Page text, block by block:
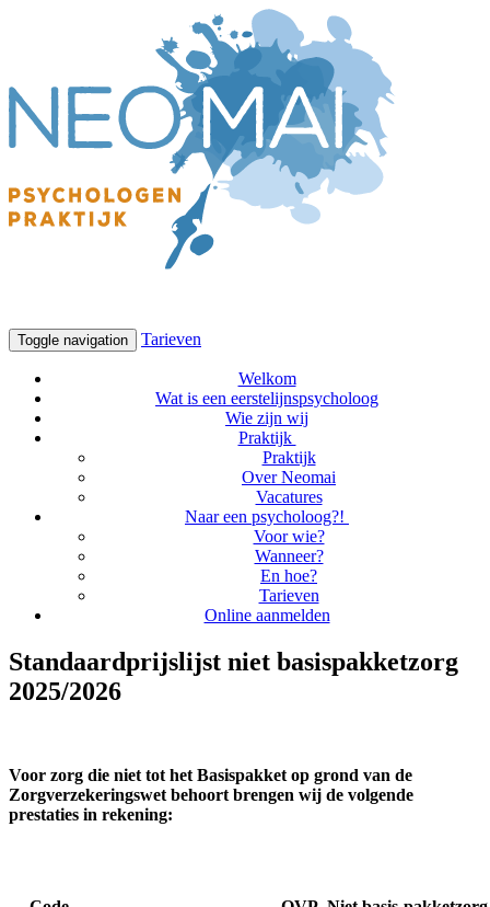
Toggle navigation Tarieven
Welkom
Wat is een eerstelijnspsycholoog
Wie zijn wij
Praktijk
Praktijk
Over Neomai
Vacatures
Naar een psycholoog?!
Voor wie?
Wanneer?
En hoe?
Tarieven
Online aanmelden
Standaardprijslijst niet basispakketzorg
2025/2026
Voor zorg die niet tot het Basispakket op grond van de
Zorgverzekeringswet behoort brengen wij de volgende
prestaties in rekening: